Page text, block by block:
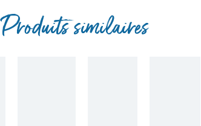
Produits similaires